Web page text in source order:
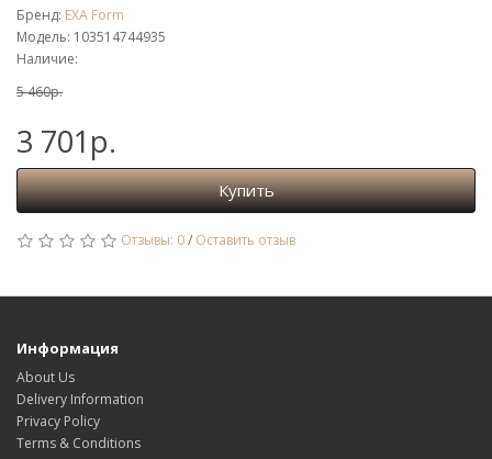
Бренд: EXA Form
Модель: 103514744935
Наличие:
5 460р.
3 701р.
Купить
Отзывы: 0/ Оставить отзыв
Информация
About Us
Delivery Information
Privacy Policy
Terms & Conditions